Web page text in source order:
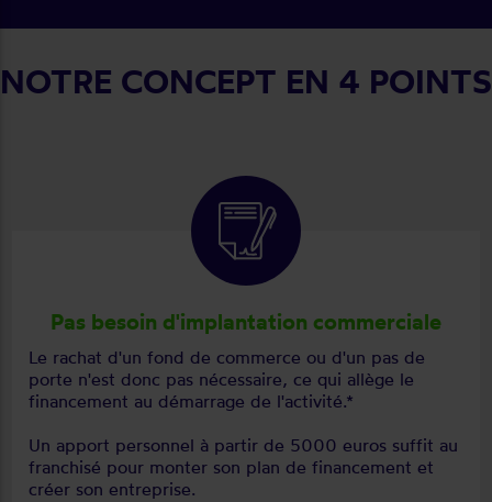
NOTRE CONCEPT EN 4 POINTS
Pas besoin d'implantation commerciale
Le rachat d'un fond de commerce ou d'un pas de
porte n'est donc pas nécessaire, ce qui allège le
financement au démarrage de l'activité.*
Un apport personnel à partir de 5000 euros suffit au
franchisé pour monter son plan de financement et
créer son entreprise.